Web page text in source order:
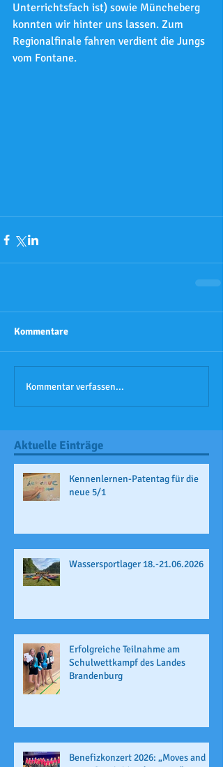
Unterrichtsfach ist) sowie Müncheberg
konnten wir hinter uns lassen. Zum
Regionalfinale fahren verdient die Jungs
vom Fontane.
Kommentare
Kommentar verfassen...
Aktuelle Einträge
Kennenlernen-Patentag für die
neue 5/1
Wassersportlager 18.-21.06.2026
Erfolgreiche Teilnahme am
Schulwettkampf des Landes
Brandenburg
Benefizkonzert 2026: „Moves and